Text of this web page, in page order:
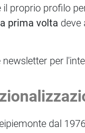
proprio profilo
prima volta deve
per
dal